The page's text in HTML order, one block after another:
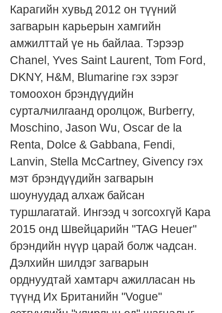
Карагийн хувьд 2012 он түүний
загварын карьерын хамгийн
амжилттай үе нь байлаа. Тэрээр
Chanel, Yves Saint Laurent, Tom Ford,
DKNY, H&M, Blumarine гэх зэрэг
томоохон брэндүүдийн
сурталчилгаанд оролцож, Burberry,
Moschino, Jason Wu, Oscar de la
Renta, Dolce & Gabbana, Fendi,
Lanvin, Stella McCartney, Givency гэх
мэт брэндүүдийн загварын
шоунуудад алхаж байсан
туршлагатай. Ингээд ч зогсохгүй Кара
2015 онд Швейцарийн "TAG Heuer"
брэндийн нүүр царай болж чадсан.
Дэлхийн шилдэг загварын
орднуудтай хамтарч ажилласан нь
түүнд Их Британийн "Vogue"